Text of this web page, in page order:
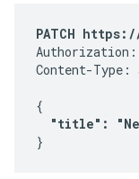
PATCH
Authorization:
Content-
{
"title":
}